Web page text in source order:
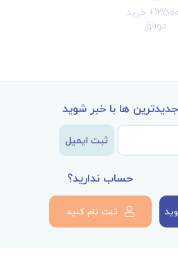
135000+ خرید
موفق
ها با خبر شوید
ثبت ایمیل
حساب ندارید؟
ثبت نام کنید